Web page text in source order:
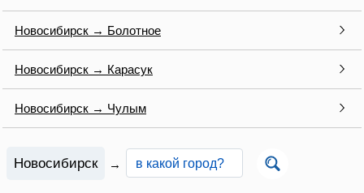
Новосибирск → Болотное
Новосибирск → Карасук
Новосибирск → Чулым
Новосибирск →